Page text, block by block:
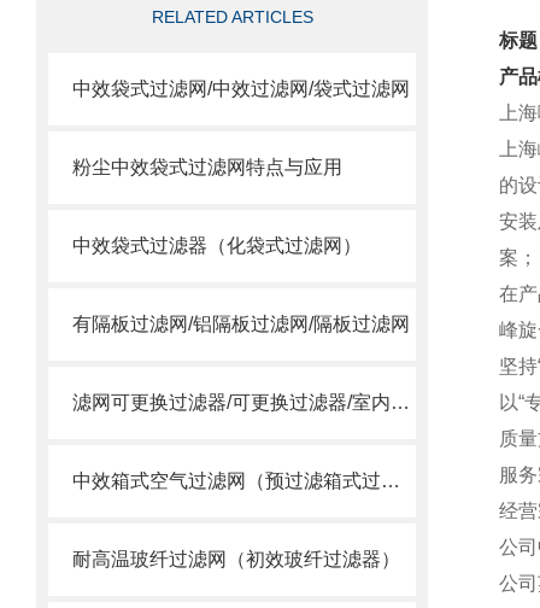
RELATED ARTICLES
中效袋式过滤网/中效过滤网/袋式过滤网
粉尘中效袋式过滤网特点与应用
中效袋式过滤器（化袋式过滤网）
有隔板过滤网/铝隔板过滤网/隔板过滤网
滤网可更换过滤器/可更换过滤器/室内过滤器
中效箱式空气过滤网（预过滤箱式过滤器）
耐高温玻纤过滤网（初效玻纤过滤器）
标
产
上
上
的
安
案；
在
峰
坚
以“
质
服
经
公
公